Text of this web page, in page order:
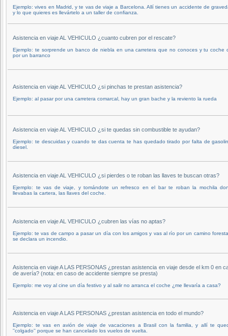
Ejemplo: vives en Madrid, y te vas de viaje a Barcelona. Allí tienes un accidente de
y lo que quieres es llevártelo a un taller de confianza.
Asistencia en viaje AL VEHICULO ¿cuanto cubren por el rescate?
Ejemplo: te sorprende un banco de niebla en una carretera que no conoces y tu coche
por un barranco
Asistencia en viaje AL VEHICULO ¿si pinchas te prestan asistencia?
Ejemplo: al pasar por una carretera comarcal, hay un gran bache y la reviento la rueda
Asistencia en viaje AL VEHICULO ¿si te quedas sin combustible te ayudan?
Ejemplo: te descuidas y cuando te das cuenta te has quedado tirado por falta de
diesel.
Asistencia en viaje AL VEHICULO ¿si pierdes o te roban las llaves te buscan otras?
Ejemplo: te vas de viaje, y tomándote un refresco en el bar te roban la mochila
llevabas la cartera, las llaves del coche.
Asistencia en viaje AL VEHICULO ¿cubren las vías no aptas?
Ejemplo: te vas de campo a pasar un día con los amigos y vas al río por un camino
se declara un incendio.
Asistencia en viaje A LAS PERSONAS ¿prestan asistencia en viaje desde el km 0 en
de avería? (nota: en caso de accidente siempre se presta)
Ejemplo: me voy al cine un día festivo y al salir no arranca el coche ¿me llevaría a casa?
Asistencia en viaje A LAS PERSONAS ¿prestan asistencia en todo el mundo?
Ejemplo: te vas en avión de viaje de vacaciones a Brasil con la familia, y allí te
''colgado'' porque se han cancelado los vuelos de vuelta.